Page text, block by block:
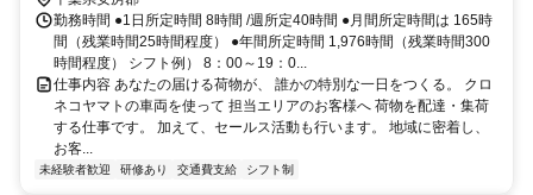
勤務時間 ●1日所定時間 8時間 /週所定40時間 ●月間所定時間は 165時
間（残業時間25時間程度） ●年間所定時間 1,976時間（残業時間300
時間程度） シフト例） 8：00～19：0...
仕事内容 あなたの届ける荷物が、 誰かの特別な一日をつくる。 クロ
ネコヤマトの車両を使って 担当エリアのお客様へ 荷物を配達・集荷
する仕事です。 加えて、セールス活動も行います。 地域に密着し、
お客...
未経験者歓迎 研修あり 交通費支給 シフト制